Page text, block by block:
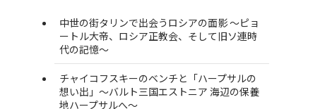
中世の街タリンで出会うロシアの面影 ～ピョ
ートル大帝、ロシア正教会、そして旧ソ連時
代の記憶～
チャイコフスキーのベンチと「ハープサルの
想い出」～バルト三国エストニア 海辺の保養
地ハープサルへ～